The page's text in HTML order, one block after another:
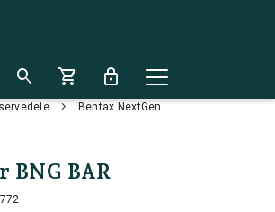
search shopping_cart lock
chevron_right Bentax NextGen
BNG BAR